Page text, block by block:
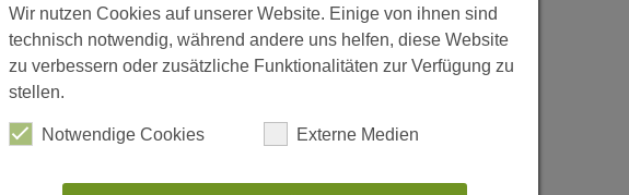
Wir nutzen Cookies auf unserer Website. Einige von ihnen sind
technisch notwendig, während andere uns helfen, diese Website
zu verbessern oder zusätzliche Funktionalitäten zur Verfügung zu
stellen.
Notwendige Cookies Externe Medien